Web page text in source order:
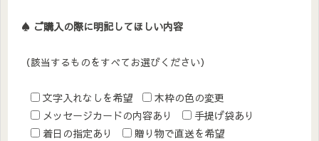
♠︎ ご購入の際に明記してほしい内容
（該当するものをすべてお選びください）
文字入れなしを希望
木枠の色の変更
メッセージカードの内容あり
手提げ袋あり
着日の指定あり
贈り物で直送を希望